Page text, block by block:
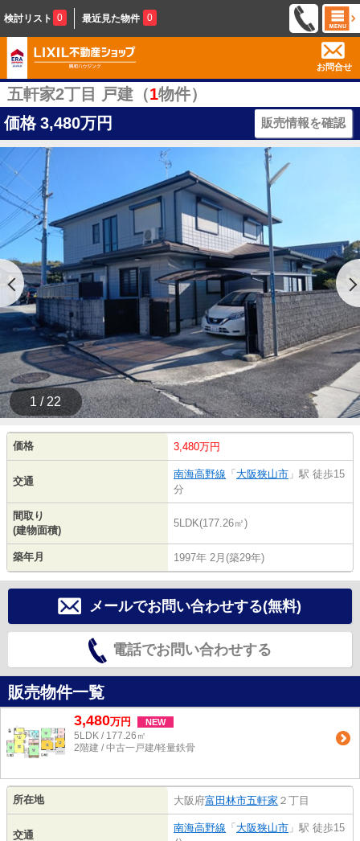
検討リスト 0 最近見た物件 0
お問合せ
五軒家2丁目 戸建（1物件）
価格 3,480万円 販売情報を確認
1 / 22
価格 3,480万円
交通
南海高野線 「 大阪狭山市 」駅 徒歩15
分
間取り
(建物面積)
5LDK(177.26㎡)
築年月 1997年 2月(築29年)
メールでお問い合わせする(無料)
電話でお問い合わせする
販売物件一覧
3,480万円 NEW
5LDK / 177.26㎡
2階建 / 中古一戸建/軽量鉄骨
所在地 大阪府富田林市五軒家 ２丁目
交通
南海高野線 「 大阪狭山市 」駅 徒歩15